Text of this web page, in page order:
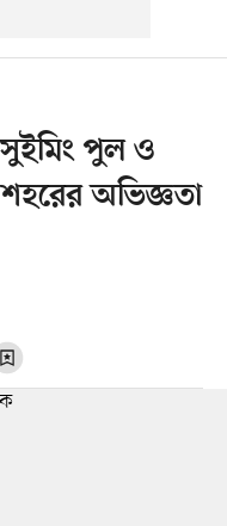
পুল ও
অভিজ্ঞতা